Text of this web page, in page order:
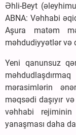
Əhli-Beyt
ABNA: Vəhhabi
Aşura matəm
məhdudiyyətlər və
Yeni qanunsuz
mərasimlərin
məqsədi daşıyır
vəhhabi
yanaşması daha